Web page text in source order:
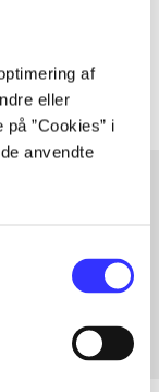
af
eller
”Cookies” i
anvendte